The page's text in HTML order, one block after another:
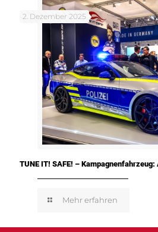
2. Dezember 2025
TUNE IT! SAFE! –
Mehr erfahren